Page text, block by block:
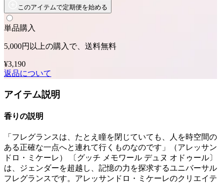
このアイテムで定期便を始める
単品購入
5,000円以上の購入で、送料無料
¥3,190
返品について
アイテム説明
香りの説明
「フレグランスは、たとえ瞳を閉じていても、人を時空間の
ある正確な一点へと連れて行くものなのです」（アレッサン
ドロ・ミケーレ） 〔グッチ メモワール デュヌ オドゥール〕
は、ジェンダーを超越し、記憶の力を探求するユニバーサル
フレグランスです。アレッサンドロ・ミケーレのクリエイテ